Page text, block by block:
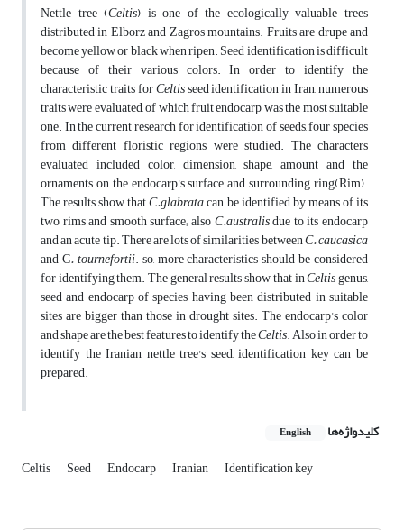
Nettle tree (Celtis) is one of the ecologically valuable trees
distributed in Elborz and Zagros mountains. Fruits are drupe and
become yellow or black when ripen. Seed identification is difficult
because of their various colors. In order to identify the
characteristic traits forCeltisseed identification in Iran, numerous
traits were evaluated, of which fruit endocarp was the most suitable
one. In the current research for identification of seeds, four species
from different floristic regions were studied. The characters
evaluated included color, dimension, shape, amount and the
ornaments on the endocarp's surface and surrounding ring(Rim).
The results show thatC.glabratacan be identified by means of its
two rims and smooth surface; alsoC.australisdue to its endocarp
and an acute tip. There are lots of similarities betweenC. caucasica
and C. tournefortii. so, more characteristics should be considered
for identifying them. The general results show that inCeltisgenus,
seed and endocarp of species having been distributed in suitable
sites are bigger than those in drought sites. The endocarp's color
and shape are the best features to identify theCeltis. Also in order to
identify the Iranian nettle tree's seed, identification key can be
prepared.
کلیدواژه‌ها English
Celtis Seed Endocarp Iranian Identification key